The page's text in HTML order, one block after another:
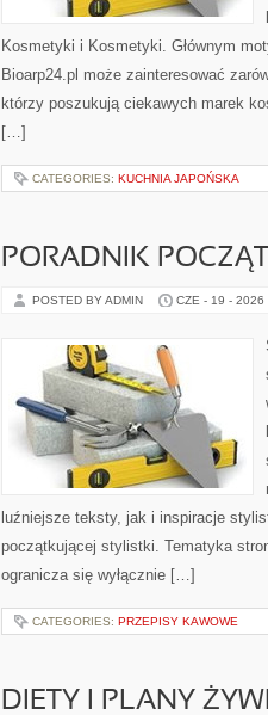
Kosmetyki i Kosmetyki. Głównym
Bioarp24.pl może zainteresować
którzy poszukują ciekawych marek
[…]
CATEGORIES: KUCHNIA JAPOŃSKA
PORADNIK
POSTED BY ADMIN CZE - 19 - 2026
luźniejsze teksty, jak i inspiracje
początkującej stylistki. Tematyka
ogranicza się wyłącznie […]
CATEGORIES: PRZEPISY KAWOWE
DIETY I PLANY